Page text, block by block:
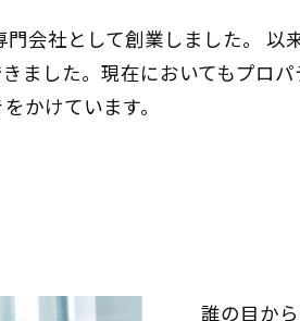
会社として創業しました。
ました。現在においてもプロ
かけています。
誰の目か